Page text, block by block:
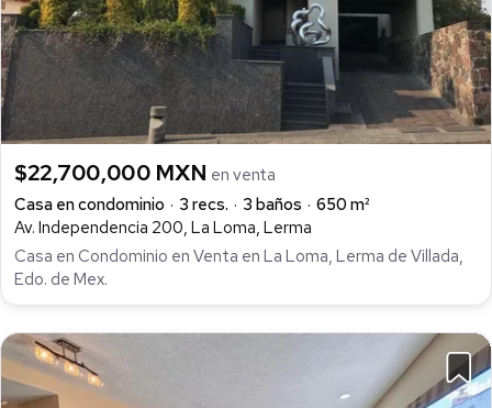
$22,700,000 MXN en venta
Casa en condominio
3 recs. 3 baños
650 m²
Av. Independencia 200, La Loma, Lerma
Casa en Condominio en Venta en La Loma, Lerma de Villada,
Edo. de Mex.